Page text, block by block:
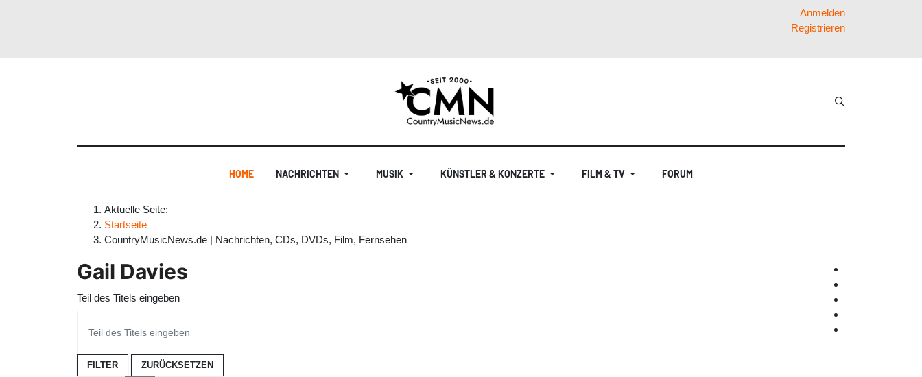
Anmelden
Registrieren
HOME NACHRICHTEN MUSIK KÜNSTLER & KONZERTE FILM & TV FORUM
Aktuelle Seite:
Startseite
CountryMusicNews.de | Nachrichten, CDs, DVDs, Film, Fernsehen
Gail Davies
Teil des Titels eingeben
FILTER ZURÜCKSETZEN